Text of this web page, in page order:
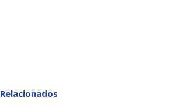
Relacionados